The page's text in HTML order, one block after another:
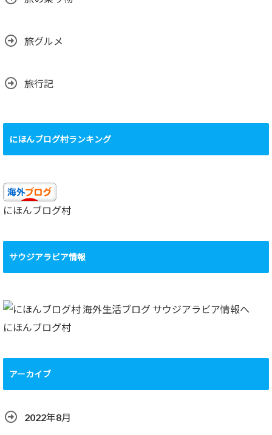
旅グルメ
旅行記
にほんブログ村ランキング
にほんブログ村
サウジアラビア情報
にほんブログ村
アーカイブ
2022年8月